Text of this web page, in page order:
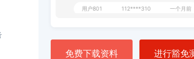
用户987 130****6344 2024-09-13
免费下载资料 进行豁免